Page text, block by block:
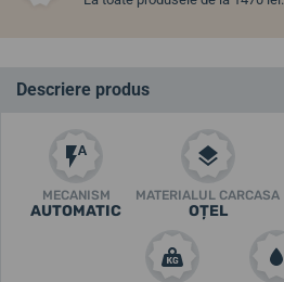
Descriere produs
MECANISM
AUTOMATIC
MATERIALUL CARCASA
OȚEL